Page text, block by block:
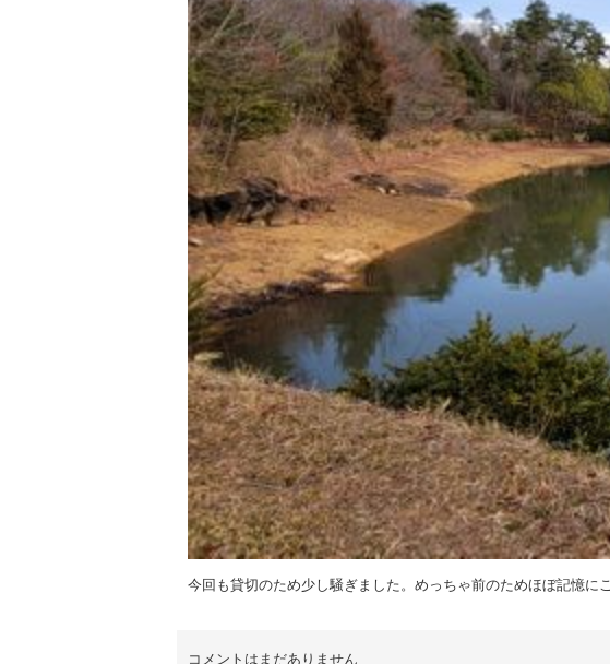
今回も貸切のため少し騒ぎました。めっちゃ前のためほぼ記憶
コメントはまだありません